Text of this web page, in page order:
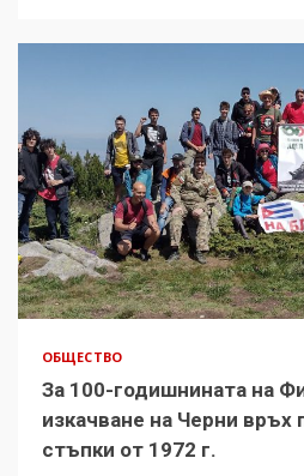
ОБЩЕСТВО
За 100-годишнината на
изкачване на Черни връх
стъпки от 1972 г.